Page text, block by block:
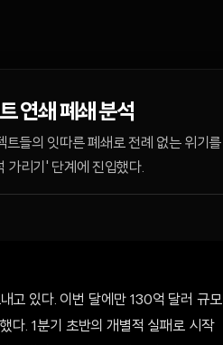
연쇄 폐쇄 분석
들의 잇따른 폐쇄로 전례 없는 위기를
가리기' 단계에 진입했다.
고 있다. 이번 달에만 130억 달러 규모
다. 1분기 초반의 개별적 실패로 시작